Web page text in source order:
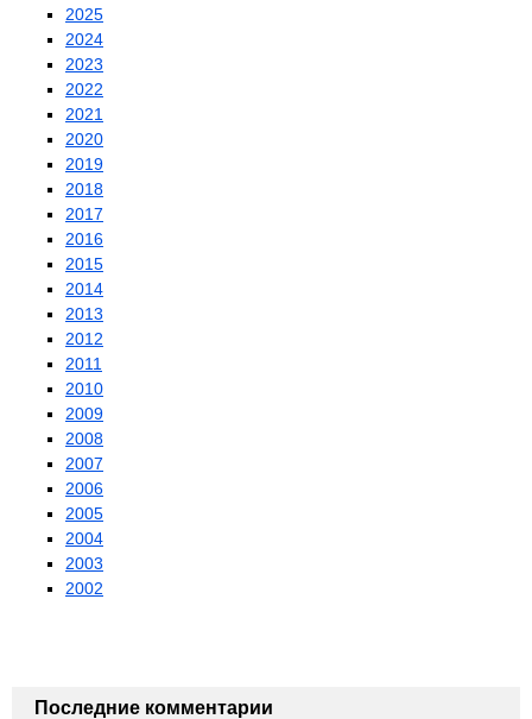
2025
2024
2023
2022
2021
2020
2019
2018
2017
2016
2015
2014
2013
2012
2011
2010
2009
2008
2007
2006
2005
2004
2003
2002
Последние комментарии